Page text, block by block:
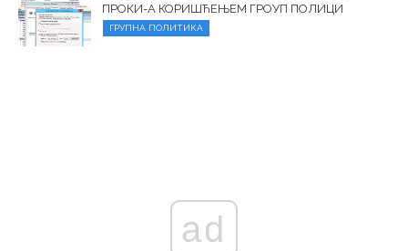
ПРОКИ-А КОРИШЋЕЊЕМ ГРОУП ПОЛИЦИ
ГРУПНА ПОЛИТИКА
ad